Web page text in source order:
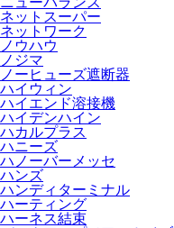
ネットスーパー
ネットワーク
ノウハウ
ノジマ
ノーヒューズ遮断器
ハイウィン
ハイエンド溶接機
ハイデンハイン
ハカルプラス
ハニーズ
ハノーバーメッセ
ハンズ
ハンディターミナル
ハーティング
ハーネス結束